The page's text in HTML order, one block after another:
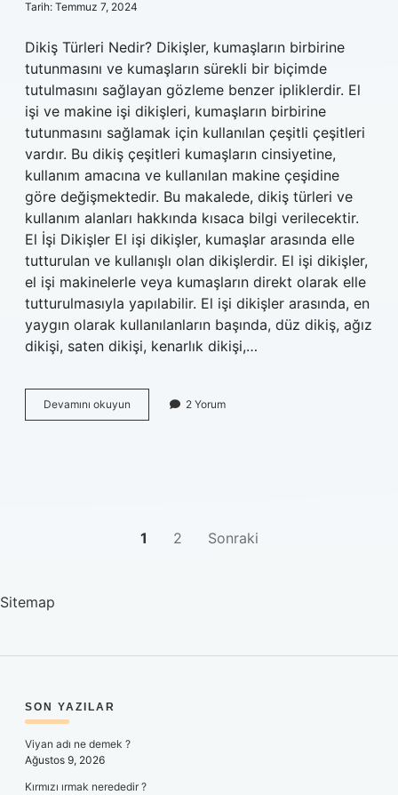
Tarih: Temmuz 7, 2024
Dikiş Türleri Nedir? Dikişler, kumaşların birbirine
tutunmasını ve kumaşların sürekli bir biçimde
tutulmasını sağlayan gözleme benzer ipliklerdir. El
işi ve makine işi dikişleri, kumaşların birbirine
tutunmasını sağlamak için kullanılan çeşitli çeşitleri
vardır. Bu dikiş çeşitleri kumaşların cinsiyetine,
kullanım amacına ve kullanılan makine çeşidine
göre değişmektedir. Bu makalede, dikiş türleri ve
kullanım alanları hakkında kısaca bilgi verilecektir.
El İşi Dikişler El işi dikişler, kumaşlar arasında elle
tutturulan ve kullanışlı olan dikişlerdir. El işi dikişler,
el işi makinelerle veya kumaşların direkt olarak elle
tutturulmasıyla yapılabilir. El işi dikişler arasında, en
yaygın olarak kullanılanların başında, düz dikiş, ağız
dikişi, saten dikişi, kenarlık dikişi,…
Devamını okuyun
türleri
2 Yorum
1 2 Sonraki
Sitemap
SIDEBAR
SON YAZILAR
Viyan adı ne demek ?
Ağustos 9, 2026
Kırmızı ırmak nerededir ?